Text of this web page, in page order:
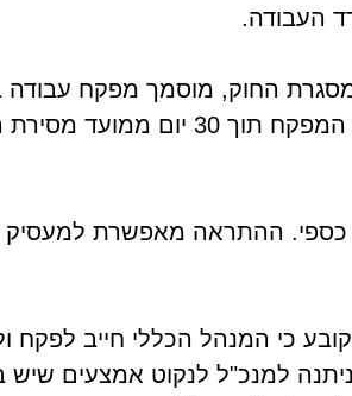
החוק, מוסמך מפקח עבודה
מעסיק בשל הפרת חוקי העבודה. המעסיק רשאי לטעון
כספי. ההתראה מאפשרת
כי המנהל הכללי חייב לפקח
למנכ"ל לנקוט אמצעים